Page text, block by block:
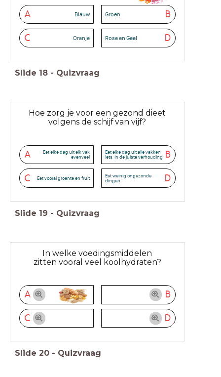
A Blauw B
Groen
C Oranje D
Rose en Geel
Slide 18 - Quizvraag
Hoe zorg je voor een gezond dieet
volgens de schijf van vijf?
A
Eet elke dag uit elk vak
evenveel
B
Eet elke dag uit alle vakken
iets, in de juiste verhouding
C Eet vooral groente en fruit D
Eet weinig ongezonde
dingen
Slide 19 - Quizvraag
In welke voedingsmiddelen
zitten vooral veel koolhydraten?
A B
C D
Slide 20 - Quizvraag